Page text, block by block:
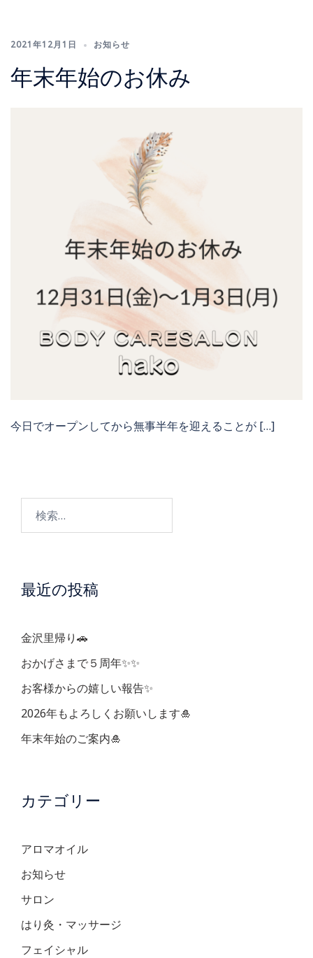
2021年12月1日 お知らせ
年末年始のお休み
今日でオープンしてから無事半年を迎えることが […]
最近の投稿
金沢里帰り🚗
おかげさまで５周年✨✨
お客様からの嬉しい報告✨
2026年もよろしくお願いします🎍
年末年始のご案内🎍
カテゴリー
アロマオイル
お知らせ
サロン
はり灸・マッサージ
フェイシャル